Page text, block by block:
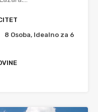
8 Osoba, Idealno za 6